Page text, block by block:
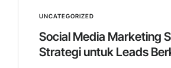
UNCATEGORIZED
Social Media Marketing
Strategi untuk Leads